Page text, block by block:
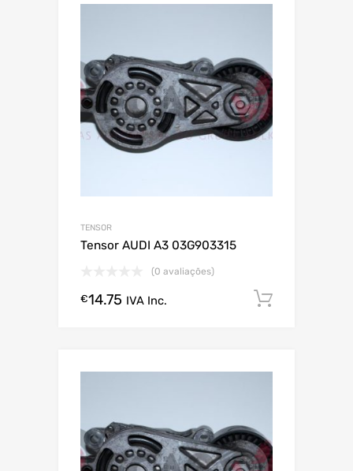
TENSOR
Tensor AUDI A3 03G903315
(0 avaliações)
€14.75 IVA Inc.